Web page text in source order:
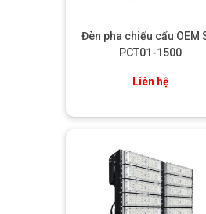
TIÊU CHUẨN BẢO
Một trong những điểm
Đèn pha chiếu cẩu OEM
PCT01-1500
Liên hệ